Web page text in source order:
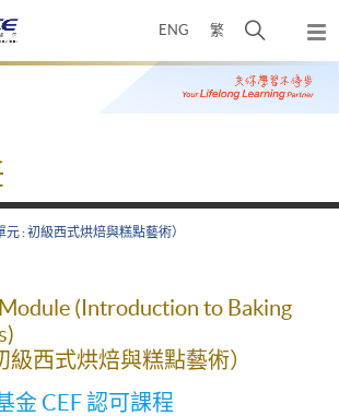
ENG 繁
开
搜
寻
弹
出
主
元 : 初級西式烘焙與糕點藝術）
(Introduction to Baking
級西式烘焙與糕點藝術）
金 CEF 認可課程